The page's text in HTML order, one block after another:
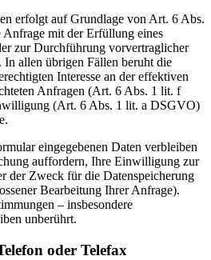
erfolgt auf Grundlage von Art. 6 Abs.
mit der Erfüllung eines
zur Durchführung vorvertraglicher
allen übrigen Fällen beruht die
Interesse an der effektiven
Anfragen (Art. 6 Abs. 1 lit. f
(Art. 6 Abs. 1 lit. a DSGVO)
eingegebenen Daten verbleiben
auffordern, Ihre Einwilligung zur
der Zweck für die Datenspeicherung
Bearbeitung Ihrer Anfrage).
– insbesondere
unberührt.
oder Telefax